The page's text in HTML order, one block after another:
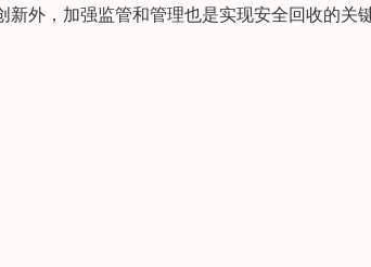
外，加强监管和管理也是实现安全回收的关